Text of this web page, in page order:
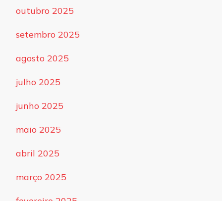
outubro 2025
setembro 2025
agosto 2025
julho 2025
junho 2025
maio 2025
abril 2025
março 2025